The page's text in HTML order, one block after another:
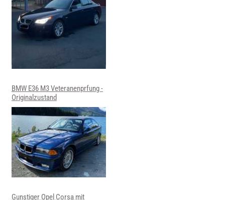
BMW E36 M3 Veteranenprfung -
Originalzustand
Gunstiger Opel Corsa mit